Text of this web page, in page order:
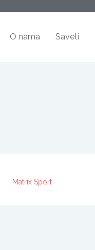
O nama Saveti
Matrix Sport